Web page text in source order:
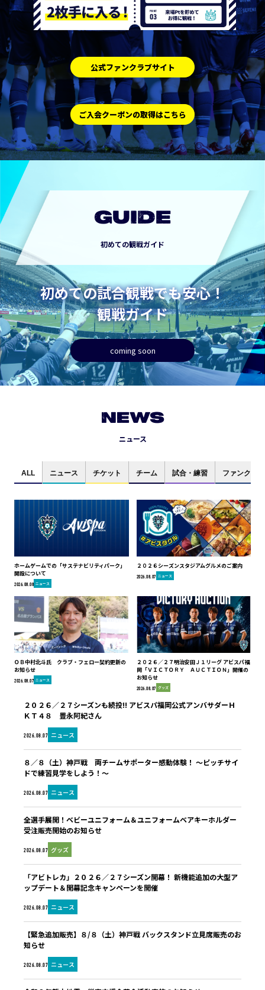
公式ファンクラブサイト
ご入会クーポンの取得はこちら
GUIDE
初めての観戦ガイド
初めての試合観戦でも安心！
観戦ガイド
coming soon
NEWS
ニュース
ALL ニュース チケット チーム 試合・練習 ファンクラブ
ホームゲームでの「サステナビリティパーク」
開設について
2026.08.08 ニュース
２０２６シーズンスタジアムグルメのご案内
2026.08.07 ニュース
ＯＢ中村北斗氏 クラブ・フェロー契約更新の
お知らせ
2026.08.07 ニュース
２０２６／２７明治安田Ｊ１リーグ アビスパ福
岡「ＶＩＣＴＯＲＹ ＡＵＣＴＩＯＮ」開催の
お知らせ
2026.08.07 グッズ
2026.08.07 ニュース
２０２６／２７シーズンも続投!! アビスパ福岡公式アンバサダーＨ
ＫＴ４８ 豊永阿紀さん
2026.08.07 ニュース
８／８（土）神戸戦 両チームサポーター感動体験！ ～ピッチサイ
ドで練習見学をしよう！～
2026.08.07 グッズ
全選手展開！ベビーユニフォーム＆ユニフォームベアキーホルダー
受注販売開始のお知らせ
2026.08.07 ニュース
「アビトレカ」２０２６／２７シーズン開幕！ 新機能追加の大型ア
ップデート＆開幕記念キャンペーンを開催
2026.08.07 ニュース
【緊急追加販売】８/８（土）神戸戦 バックスタンド立見席販売のお
知らせ